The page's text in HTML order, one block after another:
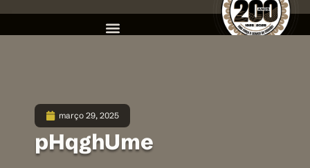
março 29, 2025
pHqghUme